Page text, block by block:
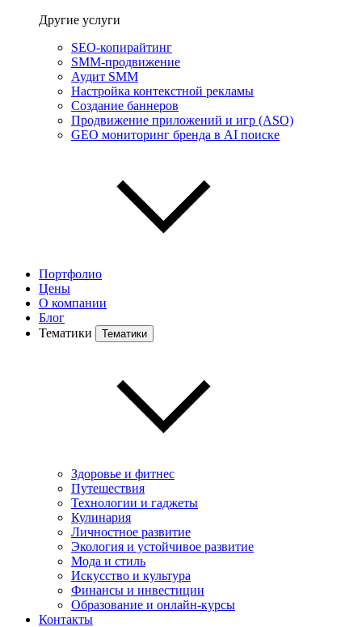
Другие услуги
SEO-копирайтинг
SMM-продвижение
Аудит SMM
Настройка контекстной рекламы
Создание баннеров
Продвижение приложений и игр (ASO)
GEO мониторинг бренда в AI поиске
Портфолио
Цены
О компании
Блог
Тематики
Тематики
Здоровье и фитнес
Путешествия
Технологии и гаджеты
Кулинария
Личностное развитие
Экология и устойчивое развитие
Мода и стиль
Искусство и культура
Финансы и инвестиции
Образование и онлайн-курсы
Контакты